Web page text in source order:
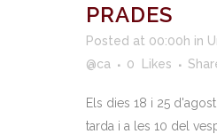
PRADES
Posted at 00:00h in
@ca
0 Likes
Els dies 18 i 25
tarda i a les 10 del